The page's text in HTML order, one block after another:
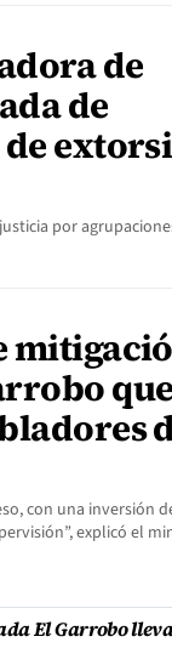
de
de
por
que
con una inversión
explicó el
El Garrobo